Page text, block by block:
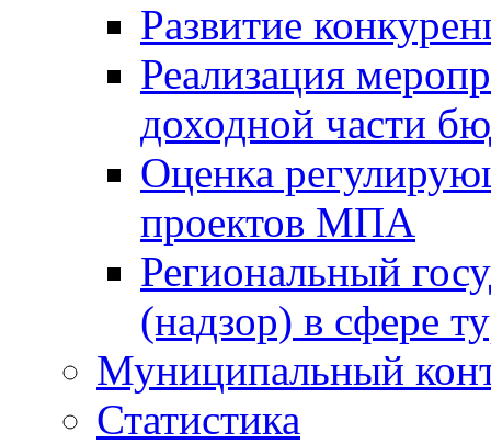
Развитие
Реализация
доходной части
Оценка
проектов МПА
Региональный
(надзор) в сфере
Муниципальный
Статистика